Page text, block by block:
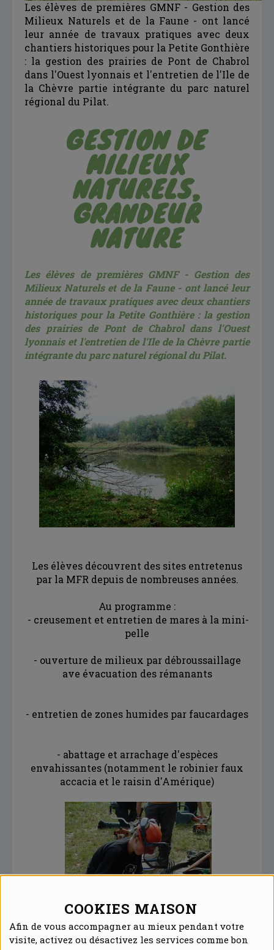
COOKIES MAISON
Afin de vous accompagner au mieux pendant votre
visite, activez ou désactivez les services comme bon
Les élèves de premières GMNF - Gestion des
Milieux Naturels et de la Faune - ont lancé
leur année de travaux pratiques avec deux
chantiers historiques pour la Petite Gonthière
: la gestion des prairies de Pont de Chabrol
dans l'Ouest lyonnais et l'entretien de l'Ile de
la Chèvre partie intégrante du parc naturel
régional du Pilat.
GESTION DE
MILIEUX
NATURELS,
GRANDEUR
NATURE
Les élèves de premières GMNF - Gestion des
Milieux Naturels et de la Faune - ont lancé leur
année de travaux pratiques avec deux chantiers
historiques pour la Petite Gonthière : la gestion
des prairies de Pont de Chabrol dans l'Ouest
lyonnais et l'entretien de l'Ile de la Chèvre partie
intégrante du parc naturel régional du Pilat.
Les élèves découvrent des sites entretenus
par la MFR depuis de nombreuses années.
Au programme :
- creusement et entretien de mares à la mini-
pelle
- ouverture de milieux par débroussaillage
ave évacuation des rémanants
- entretien de zones humides par faucardages
- abattage et arrachage d'espèces
envahissantes (notamment le robinier faux
accacia et le raisin d'Amérique)